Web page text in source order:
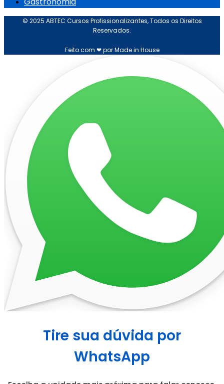
© 2025 ABTEC Cursos Profissionalizantes, Todos os Direitos
Reservados.
Feito com ❤ por Made in House
Tire sua dúvida por
WhatsApp